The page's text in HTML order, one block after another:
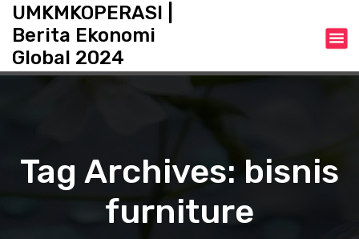
t
UMKMKOPERASI |
Berita Ekonomi
Global 2024
Tag Archives: bisnis
furniture